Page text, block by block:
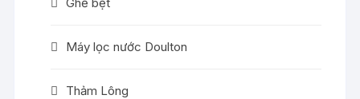
Máy lọc nước Doulton
Thảm Lông